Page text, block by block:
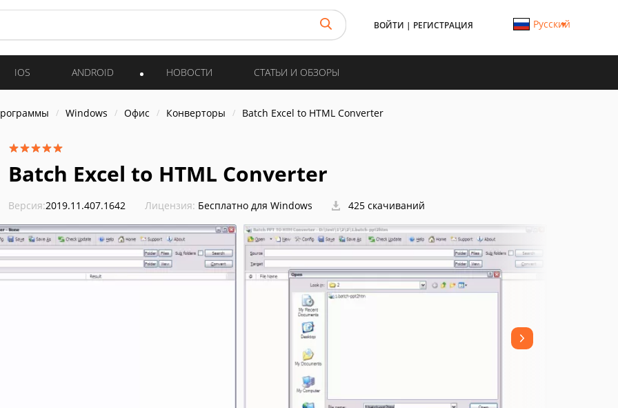
ВОЙТИ | РЕГИСТРАЦИЯ Русский
IOS ANDROID НОВОСТИ СТАТЬИ И ОБЗОРЫ
Windows Офис Конверторы Batch Excel to HTML Converter
Batch Excel to HTML Converter
Версия:2019.11.407.1642 Лицензия: Бесплатно для Windows 425 скачиваний